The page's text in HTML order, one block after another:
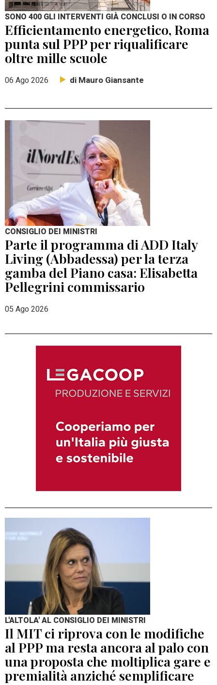
SONO 400 GLI INTERVENTI GIÀ CONCLUSI O IN CORSO
Efficientamento energetico, Roma
punta sul PPP per riqualificare
oltre mille scuole
06 Ago 2026 di Mauro Giansante
CONSIGLIO DEI MINISTRI
Parte il programma di ADD Italy
Living (Abbadessa) per la terza
gamba del Piano casa: Elisabetta
Pellegrini commissario
05 Ago 2026
L'ALTOLA' AL CONSIGLIO DEI MINISTRI
Il MIT ci riprova con le modifiche
al PPP ma resta ancora al palo con
una proposta che moltiplica gare e
premialità anziché semplificare